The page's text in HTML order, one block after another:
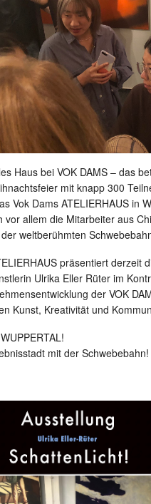
Haus bei VOK DAMS – das
mit knapp 300
Vok Dams ATELIERHAUS in
vor allem die Mitarbeiter aus
weltberühmten
präsentiert derzeit
Ulrika Eller Rüter im
der VOK
Kunst, Kreativität und
mit der Schwebebahn!